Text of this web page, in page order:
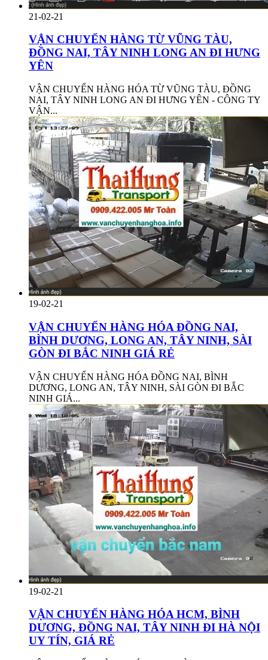
21-02-21
VẬN CHUYỂN HÀNG TỪ VŨNG TÀU,
ĐỒNG NAI, TÂY NINH LONG AN ĐI HƯNG
YÊN
VẬN CHUYỂN HÀNG HÓA TỪ VŨNG TÀU, ĐỒNG
NAI, TÂY NINH LONG AN ĐI HƯNG YÊN - CÔNG TY
VẬN...
19-02-21
VẬN CHUYỂN HÀNG HÓA ĐỒNG NAI,
BÌNH DƯƠNG, LONG AN, TÂY NINH, SÀI
GÒN ĐI BẮC NINH GIÁ RẺ
VẬN CHUYỂN HÀNG HÓA ĐỒNG NAI, BÌNH
DƯƠNG, LONG AN, TÂY NINH, SÀI GÒN ĐI BẮC
NINH GIÁ...
19-02-21
VẬN CHUYỂN HÀNG HÓA HCM, BÌNH
DƯƠNG, ĐỒNG NAI, TÂY NINH ĐI HÀ NỘI
UY TÍN, GIÁ RẺ